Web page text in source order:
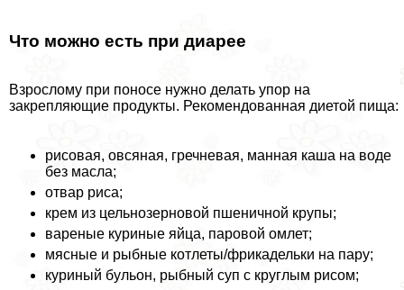
Что можно есть при диарее
Взрослому при поносе нужно делать упор на
закрепляющие продукты. Рекомендованная диетой пища:
рисовая, овсяная, гречневая, манная каша на воде
без масла;
отвар риса;
крем из цельнозерновой пшеничной крупы;
вареные куриные яйца, паровой омлет;
мясные и рыбные котлеты/фрикадельки на пару;
куриный бульон, рыбный суп с круглым рисом;